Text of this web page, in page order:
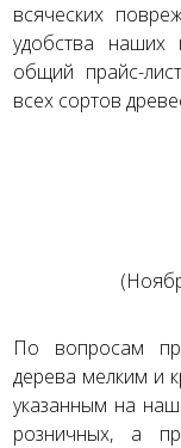
всяческих
удобства наших
общий прайс-
всех сортов
По вопросам
дерева мелким и
указанным на
розничных, а